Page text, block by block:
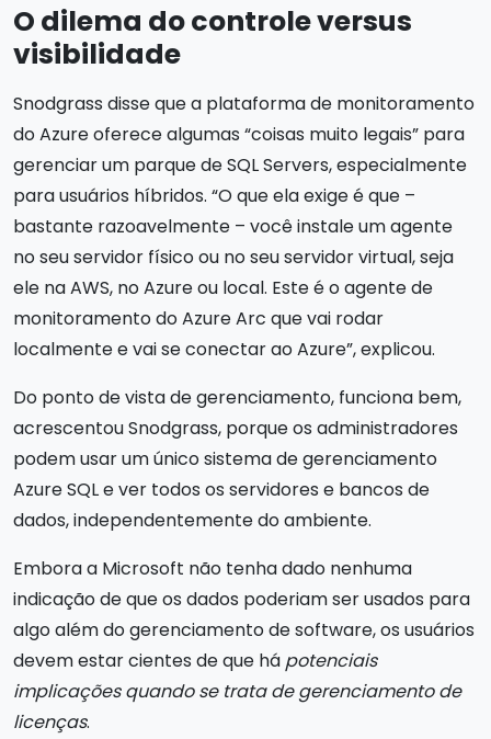
O dilema do controle versus
visibilidade
Snodgrass disse que a plataforma de monitoramento
do Azure oferece algumas “coisas muito legais” para
gerenciar um parque de SQL Servers, especialmente
para usuários híbridos. “O que ela exige é que –
bastante razoavelmente – você instale um agente
no seu servidor físico ou no seu servidor virtual, seja
ele na AWS, no Azure ou local. Este é o agente de
monitoramento do Azure Arc que vai rodar
localmente e vai se conectar ao Azure”, explicou.
Do ponto de vista de gerenciamento, funciona bem,
acrescentou Snodgrass, porque os administradores
podem usar um único sistema de gerenciamento
Azure SQL e ver todos os servidores e bancos de
dados, independentemente do ambiente.
Embora a Microsoft não tenha dado nenhuma
indicação de que os dados poderiam ser usados para
algo além do gerenciamento de software, os usuários
devem estar cientes de que há potenciais
implicações quando se trata de gerenciamento de
licenças.